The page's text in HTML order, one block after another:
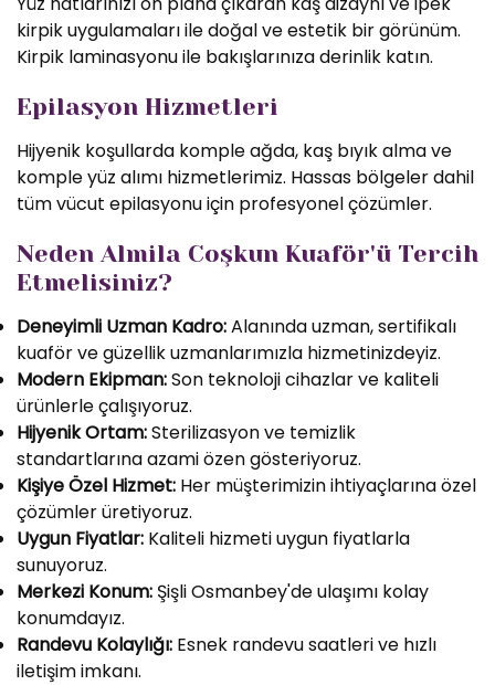
kirpik uygulamaları ile doğal ve estetik bir görünüm.
Kirpik laminasyonu ile bakışlarınıza derinlik katın.
Epilasyon Hizmetleri
Hijyenik koşullarda komple ağda, kaş bıyık alma ve
komple yüz alımı hizmetlerimiz. Hassas bölgeler dahil
tüm vücut epilasyonu için profesyonel çözümler.
Neden Almila Coşkun Kuaför'ü Tercih
Etmelisiniz?
Deneyimli Uzman Kadro:Alanında uzman, sertifikalı
kuaför ve güzellik uzmanlarımızla hizmetinizdeyiz.
Modern Ekipman:Son teknoloji cihazlar ve kaliteli
ürünlerle çalışıyoruz.
Hijyenik Ortam:Sterilizasyon ve temizlik
standartlarına azami özen gösteriyoruz.
Kişiye Özel Hizmet: Her müşterimizin ihtiyaçlarına özel
çözümler üretiyoruz.
Uygun Fiyatlar: Kaliteli hizmeti uygun fiyatlarla
sunuyoruz.
Merkezi Konum: Şişli Osmanbey'de ulaşımı kolay
konumdayız.
Randevu Kolaylığı: Esnek randevu saatleri ve hızlı
iletişim imkanı.